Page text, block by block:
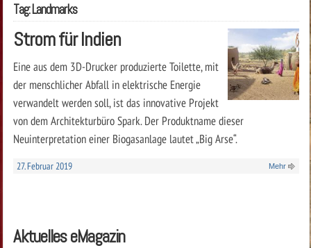
Tag: Landmarks
Strom für Indien
Eine aus dem 3D-Drucker produzierte Toilette, mit
der menschlicher Abfall in elektrische Energie
verwandelt werden soll, ist das innovative Projekt
von dem Architekturbüro Spark. Der Produktname dieser
Neuinterpretation einer Biogasanlage lautet „Big Arse“.
27. Februar 2019 Mehr
Aktuelles eMagazin